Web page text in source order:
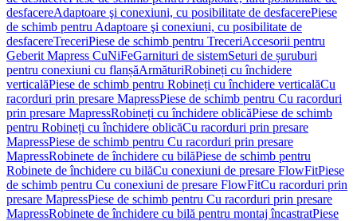
desfacereAdaptoare şi conexiuni, cu posibilitate de desfacerePiese
de schimb pentru Adaptoare şi conexiuni, cu posibilitate de
desfacereTreceriPiese de schimb pentru TreceriAccesorii pentru
Geberit Mapress CuNiFeGarnituri de sistemSeturi de șuruburi
pentru conexiuni cu flanșăArmăturiRobineți cu închidere
verticalăPiese de schimb pentru Robineți cu închidere verticalăCu
racorduri prin presare MapressPiese de schimb pentru Cu racorduri
prin presare MapressRobineți cu închidere oblicăPiese de schimb
pentru Robineți cu închidere oblicăCu racorduri prin presare
MapressPiese de schimb pentru Cu racorduri prin presare
MapressRobinete de închidere cu bilăPiese de schimb pentru
Robinete de închidere cu bilăCu conexiuni de presare FlowFitPiese
de schimb pentru Cu conexiuni de presare FlowFitCu racorduri prin
presare MapressPiese de schimb pentru Cu racorduri prin presare
MapressRobinete de închidere cu bilă pentru montaj încastratPiese